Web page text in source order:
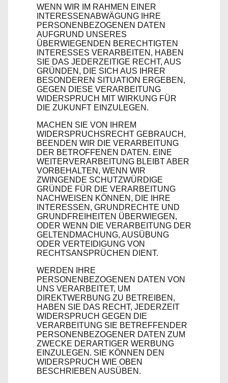
WENN WIR IM RAHMEN EINER
INTERESSENABWÄGUNG IHRE
PERSONENBEZOGENEN DATEN
AUFGRUND UNSERES
ÜBERWIEGENDEN BERECHTIGTEN
INTERESSES VERARBEITEN, HABEN
SIE DAS JEDERZEITIGE RECHT, AUS
GRÜNDEN, DIE SICH AUS IHRER
BESONDEREN SITUATION ERGEBEN,
GEGEN DIESE VERARBEITUNG
WIDERSPRUCH MIT WIRKUNG FÜR
DIE ZUKUNFT EINZULEGEN.
MACHEN SIE VON IHREM
WIDERSPRUCHSRECHT GEBRAUCH,
BEENDEN WIR DIE VERARBEITUNG
DER BETROFFENEN DATEN. EINE
WEITERVERARBEITUNG BLEIBT ABER
VORBEHALTEN, WENN WIR
ZWINGENDE SCHUTZWÜRDIGE
GRÜNDE FÜR DIE VERARBEITUNG
NACHWEISEN KÖNNEN, DIE IHRE
INTERESSEN, GRUNDRECHTE UND
GRUNDFREIHEITEN ÜBERWIEGEN,
ODER WENN DIE VERARBEITUNG DER
GELTENDMACHUNG, AUSÜBUNG
ODER VERTEIDIGUNG VON
RECHTSANSPRÜCHEN DIENT.
WERDEN IHRE
PERSONENBEZOGENEN DATEN VON
UNS VERARBEITET, UM
DIREKTWERBUNG ZU BETREIBEN,
HABEN SIE DAS RECHT, JEDERZEIT
WIDERSPRUCH GEGEN DIE
VERARBEITUNG SIE BETREFFENDER
PERSONENBEZOGENER DATEN ZUM
ZWECKE DERARTIGER WERBUNG
EINZULEGEN. SIE KÖNNEN DEN
WIDERSPRUCH WIE OBEN
BESCHRIEBEN AUSÜBEN.